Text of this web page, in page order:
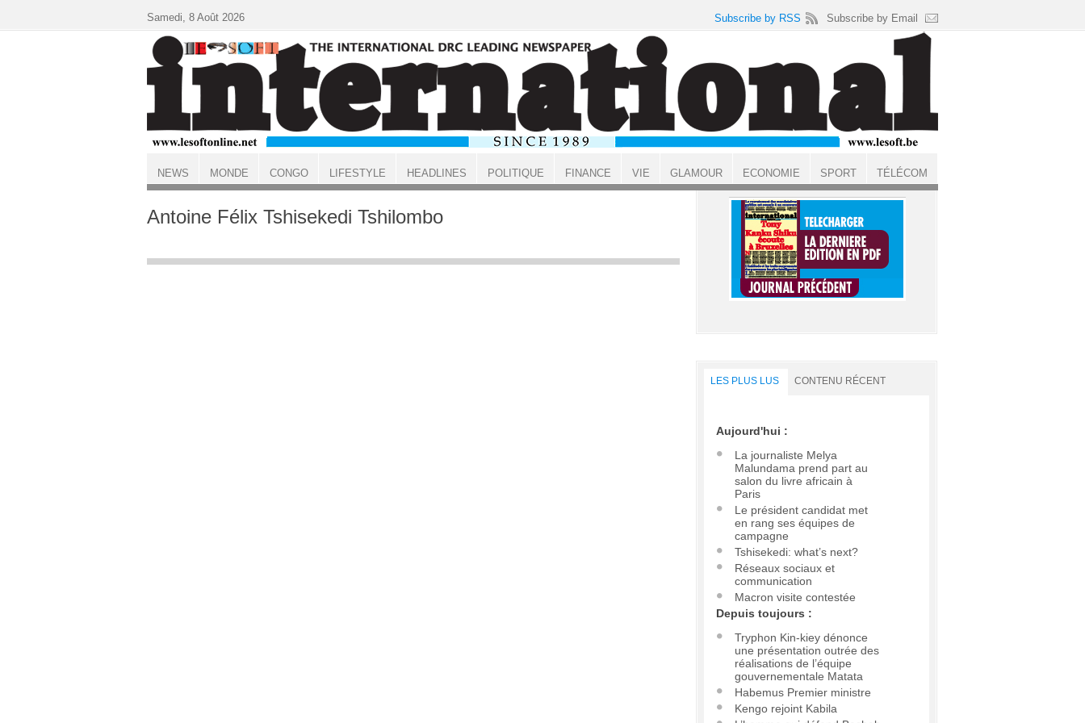
ACCUEIL
Antoine Félix Tshisekedi Tshilombo
LES PLUS LUS CONTENU RÉCENT
Aujourd'hui :
La journaliste Melya
Malundama prend part au
salon du livre africain à
Paris
Le président candidat met
en rang ses équipes de
campagne
Tshisekedi: what’s next?
Réseaux sociaux et
communication
Macron visite contestée
Depuis toujours :
Tryphon Kin-kiey dénonce
une présentation outrée des
réalisations de l’équipe
gouvernementale Matata
Habemus Premier ministre
Kengo rejoint Kabila
Samedi, 8 Août 2026 Subscribe by RSS Subscribe by Email
NEWS MONDE CONGO LIFESTYLE HEADLINES POLITIQUE FINANCE VIE GLAMOUR ECONOMIE SPORT TÉLÉCOM